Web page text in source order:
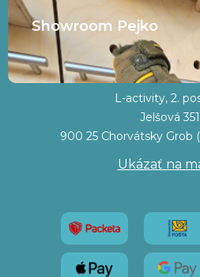
Showroom Pejko
L-activity, 2.
Jelšová
900 25 Chorvátsky Grob
Ukázať na